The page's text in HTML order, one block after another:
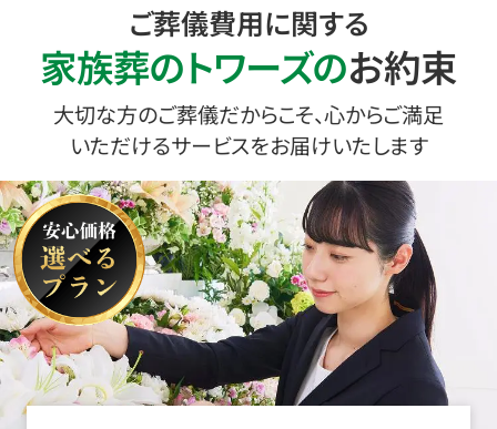
ご葬儀費用に関する
家族葬のトワーズのお約束
大切な方のご葬儀だからこそ、心からご満足
いただけるサービスをお届けいたします